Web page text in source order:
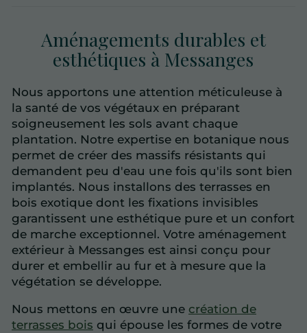
Aménagements durables et
esthétiques à Messanges
Nous apportons une attention méticuleuse à
la santé de vos végétaux en préparant
soigneusement les sols avant chaque
plantation. Notre expertise en botanique nous
permet de créer des massifs résistants qui
demandent peu d'eau une fois qu'ils sont bien
implantés. Nous installons des terrasses en
bois exotique dont les fixations invisibles
garantissent une esthétique pure et un confort
de marche exceptionnel. Votre aménagement
extérieur à Messanges est ainsi conçu pour
durer et embellir au fur et à mesure que la
végétation se développe.
Nous mettons en œuvre une création de
terrasses bois qui épouse les formes de votre